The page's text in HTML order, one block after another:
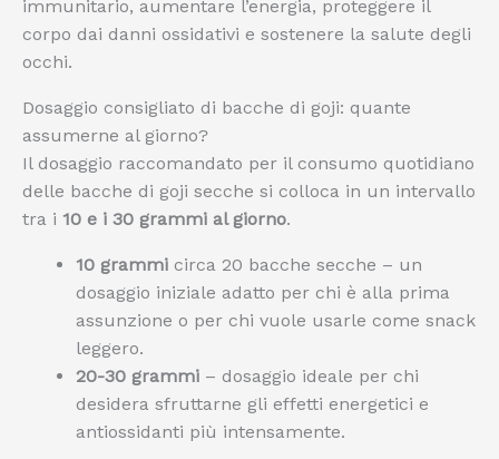
immunitario, aumentare l’energia, proteggere il
corpo dai danni ossidativi e sostenere la salute degli
occhi.
Dosaggio consigliato di bacche di goji: quante
assumerne al giorno?
Il dosaggio raccomandato per il consumo quotidiano
delle bacche di goji secche si colloca in un intervallo
tra i 10 e i 30 grammi al giorno.
10 grammi circa 20 bacche secche – un
dosaggio iniziale adatto per chi è alla prima
assunzione o per chi vuole usarle come snack
leggero.
20-30 grammi – dosaggio ideale per chi
desidera sfruttarne gli effetti energetici e
antiossidanti più intensamente.